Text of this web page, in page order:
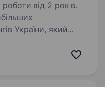
від 2 років.
України, який
насіннєве